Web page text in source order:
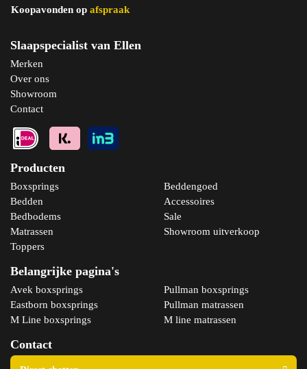
Bekijk product
Koopavonden op afspraak
Slaapspecialist van Ellen
Merken
Over ons
Showroom
Contact
Producten
Boxsprings
Bedden
Bedbodems
Matrassen
Toppers
Beddengoed
Accessoires
Sale
Showroom uitverkoop
Belangrijke pagina's
Avek boxsprings
Eastborn boxsprings
M Line boxsprings
Pullman boxsprings
Pullman matrassen
M line matrassen
Contact